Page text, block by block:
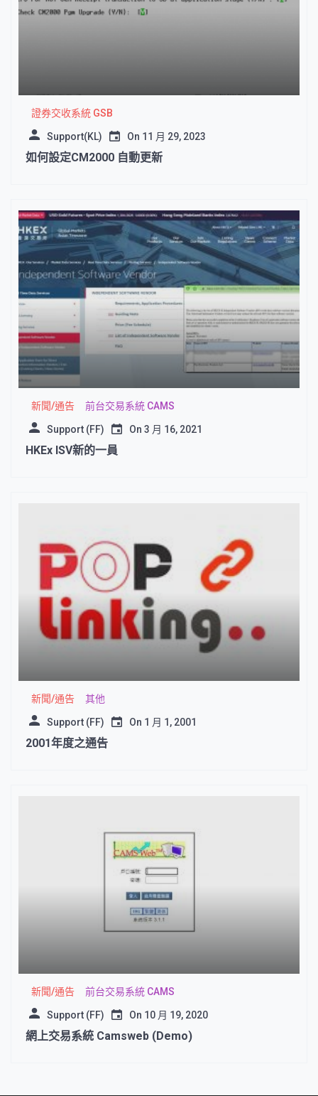
證券交收系統 GSB
Support(KL) On 11 月 29, 2023
如何設定CM2000 自動更新
新聞/通告 前台交易系統 CAMS
Support (FF) On 3 月 16, 2021
HKEx ISV新的一員
新聞/通告 其他
Support (FF) On 1 月 1, 2001
2001年度之通告
新聞/通告 前台交易系統 CAMS
Support (FF) On 10 月 19, 2020
網上交易系統 Camsweb (Demo)